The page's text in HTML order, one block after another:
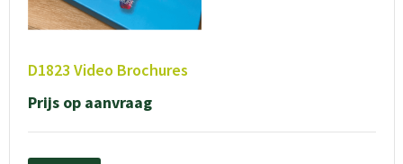
D1823 Video Brochures
Prijs op aanvraag